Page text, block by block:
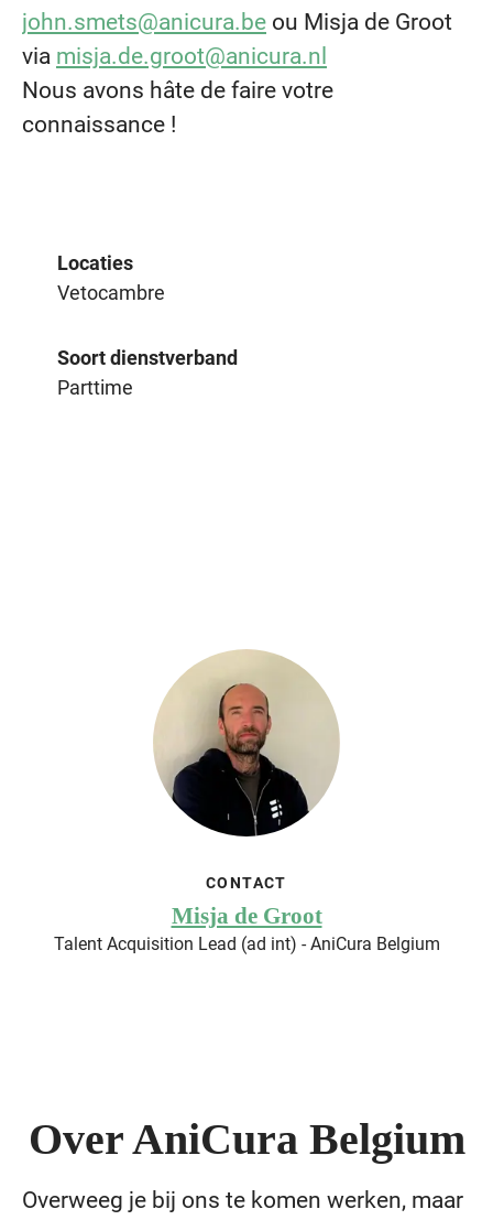
john.smets@anicura.be ou Misja de Groot
via misja.de.groot@anicura.nl
Nous avons hâte de faire votre
connaissance !
Locaties
Vetocambre
Soort dienstverband
Parttime
CONTACT
Misja de Groot
Talent Acquisition Lead (ad int) - AniCura Belgium
Over AniCura Belgium
Overweeg je bij ons te komen werken, maar